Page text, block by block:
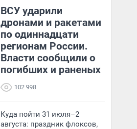
ВСУ ударили
дронами и ракетами
по одиннадцати
регионам России.
Власти сообщили о
погибших и раненых
102 998
Куда пойти 31 июля–2
августа: праздник флоксов,